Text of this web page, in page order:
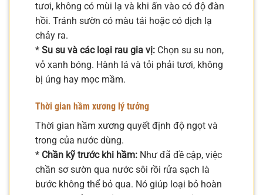
tươi, không có mùi lạ và khi ấn vào có độ đàn
hồi. Tránh sườn có màu tái hoặc có dịch lạ
chảy ra.
* Su su và các loại rau gia vị: Chọn su su non,
vỏ xanh bóng. Hành lá và tỏi phải tươi, không
bị úng hay mọc mầm.
Thời gian hầm xương lý tưởng
Thời gian hầm xương quyết định độ ngọt và
trong của nước dùng.
* Chần kỹ trước khi hầm: Như đã đề cập, việc
chần sơ sườn qua nước sôi rồi rửa sạch là
bước không thể bỏ qua. Nó giúp loại bỏ hoàn